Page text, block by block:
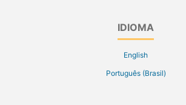
IDIOMA
English
Português (Brasil)